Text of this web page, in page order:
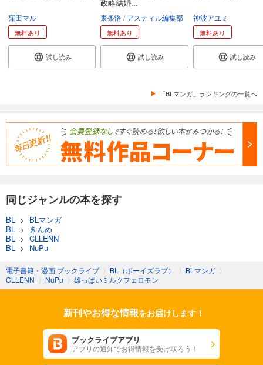
窪田マル
無料あり
試し読み
政略結婚...
東条洛 アスティル編集部
無料あり
試し読み
神波アユミ
無料あり
試し読み
「BLマンガ」ランキングの一覧へ
同じジャンルの本を探す
BL > BLマンガ
BL >
きんめ
BL > CLLENN
BL > NuPu
電子書籍・漫画 ブックライブ 〉 BL（ボーイズラブ） 〉 BLマンガ 〉
CLLENN 〉 NuPu 〉 雄っぱいミルクフェロモン
新刊やお得な情報をお届けします！
ブックライブアプリ
アプリの通知でお得情報を受け取ろう！